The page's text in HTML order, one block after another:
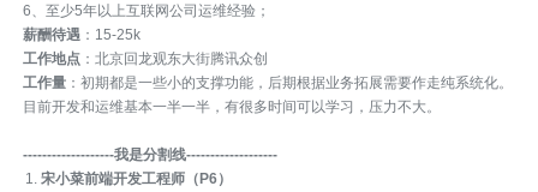
6、至少5年以上互联网公司运维经验；
薪酬待遇 ：15-25k
工作地点 ：北京回龙观东大街腾讯众创
工作量 ：初期都是一些小的支撑功能，后期根据业务拓展需要作走纯系统化。
目前开发和运维基本一半一半，有很多时间可以学习，压力不大。
-------------------我是分割线-------------------
宋小菜前端开发工程师（P6）